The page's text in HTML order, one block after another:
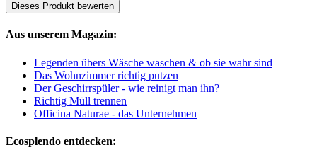
Dieses Produkt bewerten
Aus unserem Magazin:
Legenden übers Wäsche waschen & ob sie wahr sind
Das Wohnzimmer richtig putzen
Der Geschirrspüler - wie reinigt man ihn?
Richtig Müll trennen
Officina Naturae - das Unternehmen
Ecosplendo entdecken: